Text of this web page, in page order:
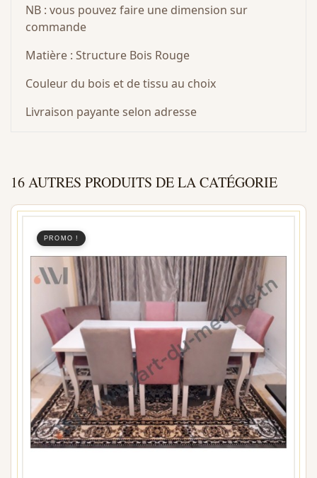
NB : vous pouvez faire une dimension sur
commande
Matière : Structure Bois Rouge
Couleur du bois et de tissu au choix
Livraison payante selon adresse
16 AUTRES PRODUITS DE LA CATÉGORIE
PROMO !